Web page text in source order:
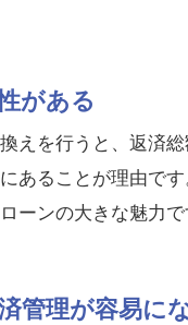
がある
えを行うと、返済
あることが理由で
ーンの大きな魅力で
管理が容易に